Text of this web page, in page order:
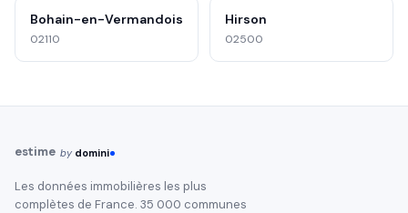
Bohain-en-Vermandois
02110
Hirson
02500
estime by domini
Les données immobilières les plus
complètes de France. 35 000 communes